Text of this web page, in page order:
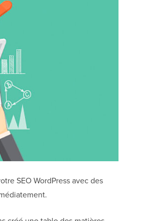
SEO WordPress avec des